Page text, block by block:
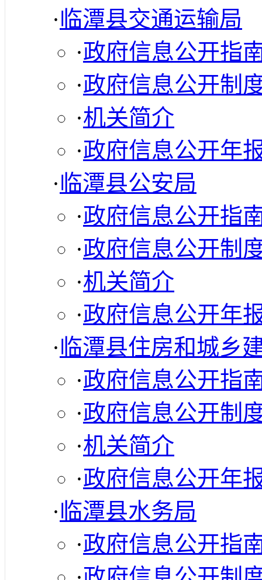
·临潭县交通运输局
·政府信息公开指
·政府信息公开制
·机关简介
·政府信息公开年
·临潭县公安局
·政府信息公开指
·政府信息公开制
·机关简介
·政府信息公开年
·临潭县住房和城乡
·政府信息公开指
·政府信息公开制
·机关简介
·政府信息公开年
·临潭县水务局
·政府信息公开指